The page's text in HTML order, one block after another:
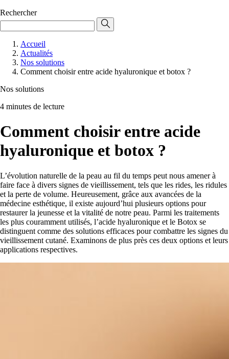
Rechercher
Accueil
Actualités
Nos solutions
Comment choisir entre acide hyaluronique et botox ?
Nos solutions
4 minutes de lecture
Comment choisir entre acide
hyaluronique et botox ?
L’évolution naturelle de la peau au fil du temps peut nous amener à
faire face à divers signes de vieillissement, tels que les rides, les ridules
et la perte de volume. Heureusement, grâce aux avancées de la
médecine esthétique, il existe aujourd’hui plusieurs options pour
restaurer la jeunesse et la vitalité de notre peau. Parmi les traitements
les plus couramment utilisés, l’acide hyaluronique et le Botox se
distinguent comme des solutions efficaces pour combattre les signes du
vieillissement cutané. Examinons de plus près ces deux options et leurs
applications respectives.